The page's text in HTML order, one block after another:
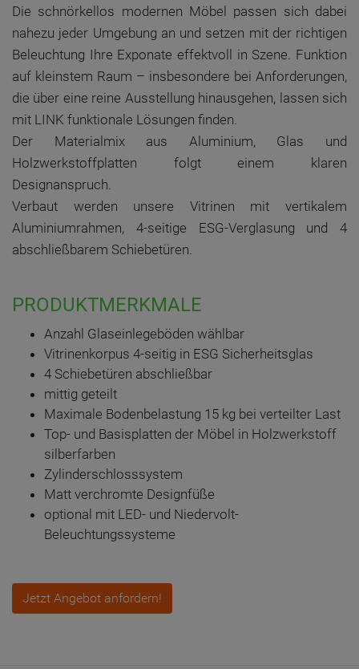
Die schnörkellos modernen Möbel passen sich dabei
nahezu jeder Umgebung an und setzen mit der richtigen
Beleuchtung Ihre Exponate effektvoll in Szene. Funktion
auf kleinstem Raum – insbesondere bei Anforderungen,
die über eine reine Ausstellung hinausgehen, lassen sich
mit LINK funktionale Lösungen finden.
Der Materialmix aus Aluminium, Glas und
Holzwerkstoffplatten folgt einem klaren
Designanspruch.
Verbaut werden unsere Vitrinen mit vertikalem
Aluminiumrahmen, 4-seitige ESG-Verglasung und 4
abschließbarem Schiebetüren.
PRODUKTMERKMALE
Anzahl Glaseinlegeböden wählbar
Vitrinenkorpus 4-seitig in ESG Sicherheitsglas
4 Schiebetüren abschließbar
mittig geteilt
Maximale Bodenbelastung 15 kg bei verteilter Last
Top- und Basisplatten der Möbel in Holzwerkstoff
silberfarben
Zylinderschlosssystem
Matt verchromte Designfüße
optional mit LED- und Niedervolt-
Beleuchtungssysteme
Jetzt Angebot anfordern!